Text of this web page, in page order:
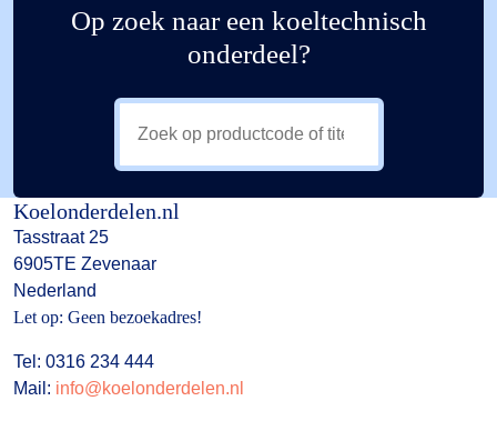
Op zoek naar een koeltechnisch
onderdeel?
Koelonderdelen.nl
Tasstraat 25
6905TE Zevenaar
Nederland
Let op: Geen bezoekadres!
Tel: 0316 234 444
Mail: info@koelonderdelen.nl